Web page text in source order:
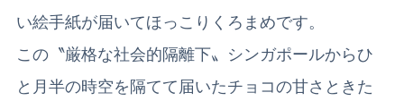
い絵手紙が届いてほっこりくろまめです。
この〝厳格な社会的隔離下〟シンガポールからひ
と月半の時空を隔てて届いたチョコの甘さときた